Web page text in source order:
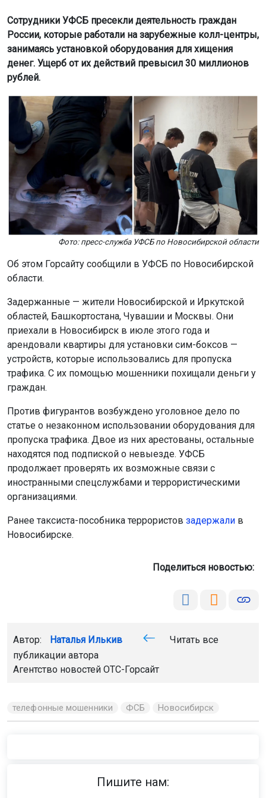
Сотрудники УФСБ пресекли деятельность граждан
России, которые работали на зарубежные колл-центры,
занимаясь установкой оборудования для хищения
денег. Ущерб от их действий превысил 30 миллионов
рублей.
Фото: пресс-служба УФСБ по Новосибирской области
Об этом Горсайту сообщили в УФСБ по Новосибирской
области.
Задержанные — жители Новосибирской и Иркутской
областей, Башкортостана, Чувашии и Москвы. Они
приехали в Новосибирск в июле этого года и
арендовали квартиры для установки сим-боксов —
устройств, которые использовались для пропуска
трафика. С их помощью мошенники похищали деньги у
граждан.
Против фигурантов возбуждено уголовное дело по
статье о незаконном использовании оборудования для
пропуска трафика. Двое из них арестованы, остальные
находятся под подпиской о невыезде. УФСБ
продолжает проверять их возможные связи с
иностранными спецслужбами и террористическими
организациями.
Ранее таксиста-пособника террористов задержали в
Новосибирске.
Поделиться новостью:
Автор: Наталья Илькив
Читать все
публикации автора
Агентство новостей ОТС-Горсайт
телефонные мошенники ФСБ Новосибирск
Пишите нам: